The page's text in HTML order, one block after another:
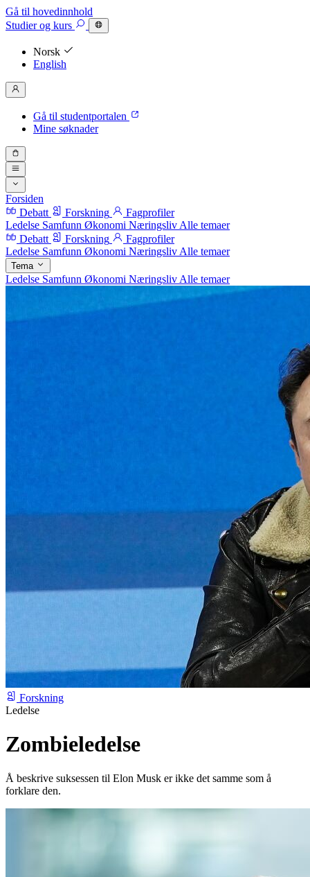
Gå til hovedinnhold
Studierog kurs
Norsk
English
Gå til studentportalen
Mine søknader
Forsiden
Debatt
Forskning
Fagprofiler
Ledelse Samfunn Økonomi Næringsliv Alle temaer
Debatt
Forskning
Fagprofiler
Ledelse Samfunn Økonomi Næringsliv Alle temaer
Tema
Ledelse Samfunn Økonomi Næringsliv Alle temaer
Forskning
Ledelse
Zombieledelse
Å beskrive suksessen til Elon Musk er ikke det samme som å
forklare den.